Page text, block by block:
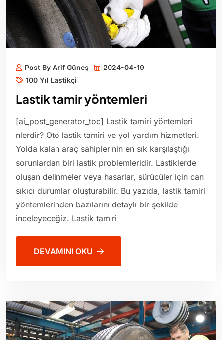
Post By Arif Güneş
2024-04-19
100 Yıl Lastikçi
Lastik tamir yöntemleri
[ai_post_generator_toc] Lastik tamiri yöntemleri
nlerdir? Oto lastik tamiri ve yol yardım hizmetleri.
Yolda kalan araç sahiplerinin en sık karşılaştığı
sorunlardan biri lastik problemleridir. Lastiklerde
oluşan delinmeler veya hasarlar, sürücüler için can
sıkıcı durumlar oluşturabilir. Bu yazıda, lastik tamiri
yöntemlerinden bazılarını detaylı bir şekilde
inceleyeceğiz. Lastik tamiri
DEVAMINI OKU